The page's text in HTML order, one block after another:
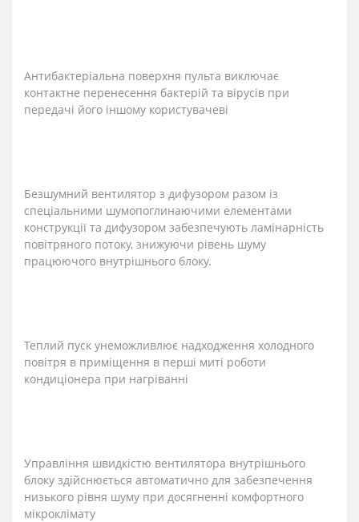
Антибактеріальна поверхня пульта виключає
контактне перенесення бактерій та вірусів при
передачі його іншому користувачеві
Безшумний вентилятор з дифузором разом із
спеціальними шумопоглинаючими елементами
конструкції та дифузором забезпечують ламінарність
повітряного потоку, знижуючи рівень шуму
працюючого внутрішнього блоку.
Теплий пуск унеможливлює надходження холодного
повітря в приміщення в перші миті роботи
кондиціонера при нагріванні
Управління швидкістю вентилятора внутрішнього
блоку здійснюється автоматично для забезпечення
низького рівня шуму при досягненні комфортного
мікроклімату